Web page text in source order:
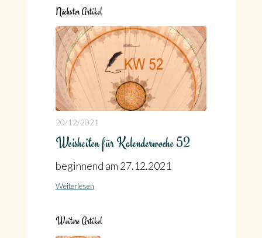
Nächster Artikel
20/12/2021
Weisheiten für Kalenderwoche 52
beginnend am 27.12.2021
Weiterlesen
Weitere Artikel